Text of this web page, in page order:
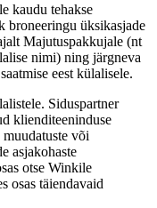
kaudu tehakse
broneeringu üksikasjade
Majutuspakkujale (nt
nimi) ning järgneva
eest külalisele.
Siduspartner
klienditeeninduse
või
asjakohaste
otse Winkile
osas täiendavaid